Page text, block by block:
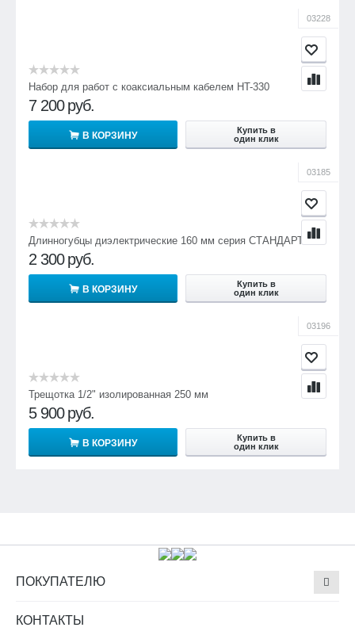
03228
Набор для работ с коаксиальным кабелем HT-330
7 200 руб.
В КОРЗИНУ
Купить в
один клик
03185
Длинногубцы диэлектрические 160 мм серия СТАНДАРТ
2 300 руб.
В КОРЗИНУ
Купить в
один клик
03196
Трещотка 1/2" изолированная 250 мм
5 900 руб.
В КОРЗИНУ
Купить в
один клик
ПОКУПАТЕЛЮ
КОНТАКТЫ